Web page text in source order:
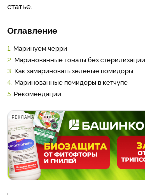
статье.
Оглавление
1. Маринуем черри
2. Маринованные томаты без стерилизации
3. Как замариновать зеленые помидоры
4. Маринованные помидоры в кетчупе
5. Рекомендации
РЕКЛАМА